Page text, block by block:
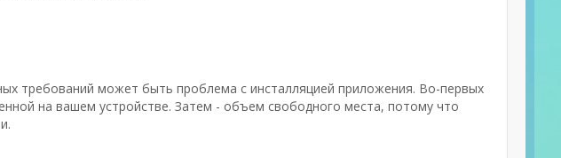
требований может быть проблема с инсталляцией приложения. Во-первых
на вашем устройстве. Затем - объем свободного места, потому что